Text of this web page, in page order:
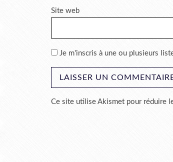
Site web
Je m'inscris à une ou plusieurs
Ce site utilise Akismet pour réduire